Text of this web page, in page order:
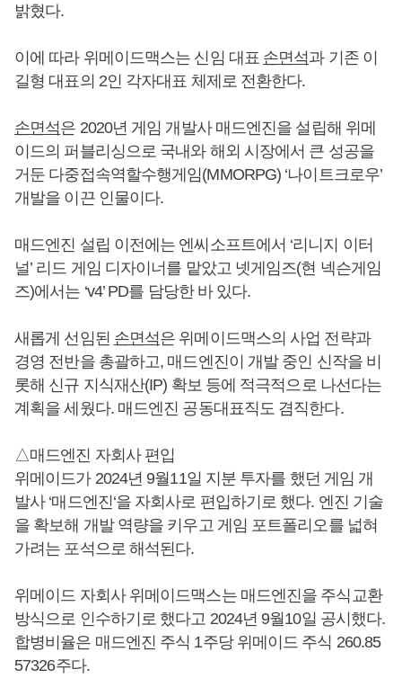
밝혔다.
이에 따라 위메이드맥스는 신임 대표 손면석과 기존 이
길형 대표의 2인 각자대표 체제로 전환한다.
손면석은 2020년 게임 개발사 매드엔진을 설립해 위메
이드의 퍼블리싱으로 국내와 해외 시장에서 큰 성공을
거둔 다중접속역할수행게임(MMORPG) ‘나이트크로우’
개발을 이끈 인물이다.
매드엔진 설립 이전에는 엔씨소프트에서 ‘리니지 이터
널’ 리드 게임 디자이너를 맡았고 넷게임즈(현 넥슨게임
즈)에서는 ‘v4’ PD를 담당한 바 있다.
새롭게 선임된 손면석은 위메이드맥스의 사업 전략과
경영 전반을 총괄하고, 매드엔진이 개발 중인 신작을 비
롯해 신규 지식재산(IP) 확보 등에 적극적으로 나선다는
계획을 세웠다. 매드엔진 공동대표직도 겸직한다.
△매드엔진 자회사 편입
위메이드가 2024년 9월11일 지분 투자를 했던 게임 개
발사 ‘매드엔진‘을 자회사로 편입하기로 했다. 엔진 기술
을 확보해 개발 역량을 키우고 게임 포트폴리오를 넓혀
가려는 포석으로 해석된다.
위메이드 자회사 위메이드맥스는 매드엔진을 주식교환
방식으로 인수하기로 했다고 2024년 9월10일 공시했다.
합병비율은 매드엔진 주식 1주당 위메이드 주식 260.85
57326주다.